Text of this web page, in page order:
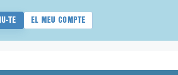
TE EL MEU COMPTE